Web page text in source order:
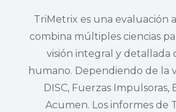
TriMetrix es una evaluación
combina múltiples ciencias
visión integral y detallada
humano. Dependiendo de la
DISC, Fuerzas Impulsoras,
Acumen. Los informes de